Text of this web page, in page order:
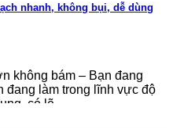
nhanh, không bụi, dễ dùng
không bám – Bạn đang
đang làm trong lĩnh vực độ
có lẽ...